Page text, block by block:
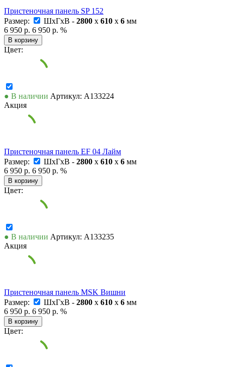
Пристеночная панель SP 152
Размер:
ШxГxВ - 2800 x 610 x 6 мм
6 950 р. 6 950 р. %
В корзину
Цвет:
● В наличии Артикул: А133224
Акция
Пристеночная панель EF 04 Лайм
Размер:
ШxГxВ - 2800 x 610 x 6 мм
6 950 р. 6 950 р. %
В корзину
Цвет:
● В наличии Артикул: А133235
Акция
Пристеночная панель MSK Вишни
Размер:
ШxГxВ - 2800 x 610 x 6 мм
6 950 р. 6 950 р. %
В корзину
Цвет: